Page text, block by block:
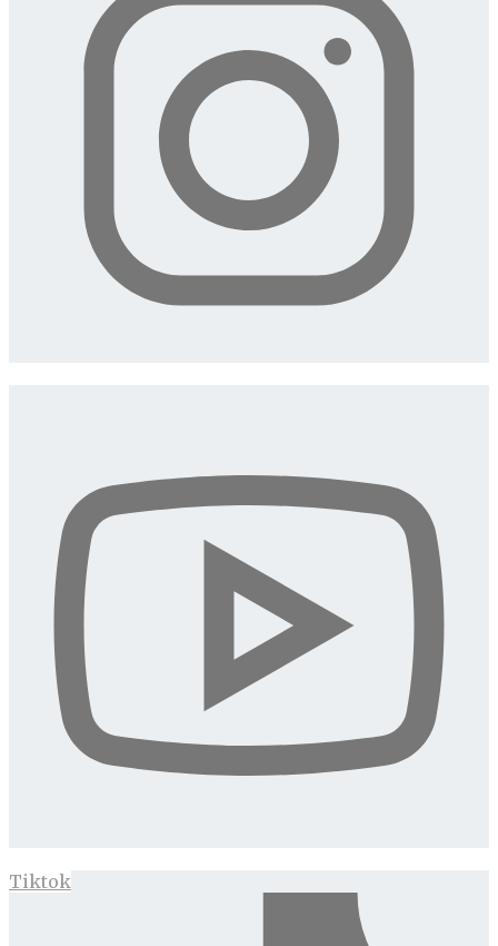
Tiktok